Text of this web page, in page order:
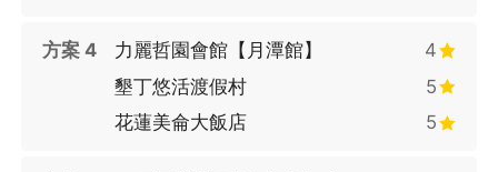
◆LINE好友點我加入：
【易遊網門市 LINE 帳號】
方案 4 力麗哲園會館【月潭館】
4
墾丁悠活渡假村
5
花蓮美侖大飯店
5